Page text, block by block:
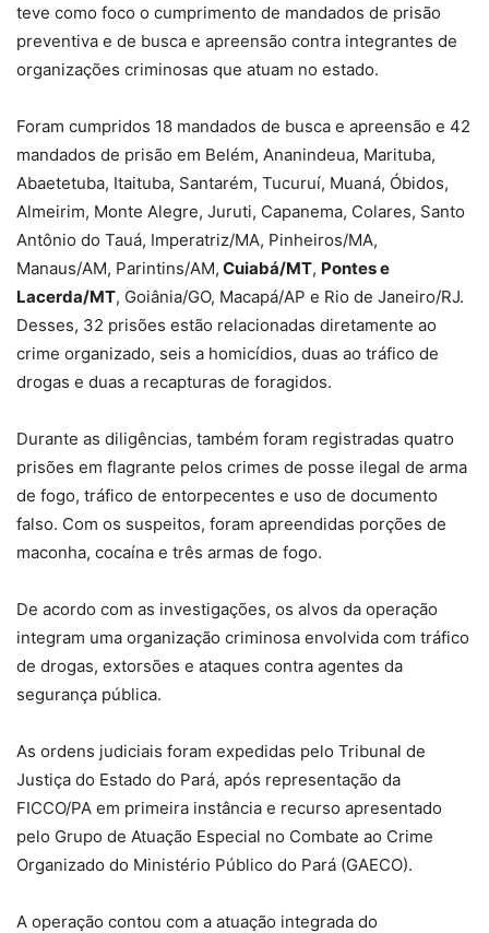
teve como foco o cumprimento de mandados de prisão
preventiva e de busca e apreensão contra integrantes de
organizações criminosas que atuam no estado.
Foram cumpridos 18 mandados de busca e apreensão e 42
mandados de prisão em Belém, Ananindeua, Marituba,
Abaetetuba, Itaituba, Santarém, Tucuruí, Muaná, Óbidos,
Almeirim, Monte Alegre, Juruti, Capanema, Colares, Santo
Antônio do Tauá, Imperatriz/MA, Pinheiros/MA,
Manaus/AM, Parintins/AM, Cuiabá/MT, Pontes e
Lacerda/MT, Goiânia/GO, Macapá/AP e Rio de Janeiro/RJ.
Desses, 32 prisões estão relacionadas diretamente ao
crime organizado, seis a homicídios, duas ao tráfico de
drogas e duas a recapturas de foragidos.
Durante as diligências, também foram registradas quatro
prisões em flagrante pelos crimes de posse ilegal de arma
de fogo, tráfico de entorpecentes e uso de documento
falso. Com os suspeitos, foram apreendidas porções de
maconha, cocaína e três armas de fogo.
De acordo com as investigações, os alvos da operação
integram uma organização criminosa envolvida com tráfico
de drogas, extorsões e ataques contra agentes da
segurança pública.
As ordens judiciais foram expedidas pelo Tribunal de
Justiça do Estado do Pará, após representação da
FICCO/PA em primeira instância e recurso apresentado
pelo Grupo de Atuação Especial no Combate ao Crime
Organizado do Ministério Público do Pará (GAECO).
A operação contou com a atuação integrada do